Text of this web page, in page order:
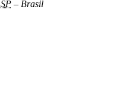
SP – Brasil